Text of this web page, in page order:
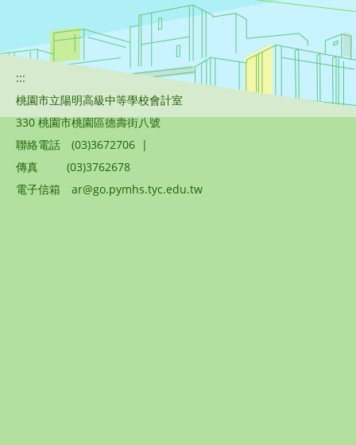
:::
桃園市立陽明高級中等學校會計室
330 桃園市桃園區德壽街八號
聯絡電話
(03)3672706 |
傳真
(03)3762678
電子信箱
ar@go.pymhs.tyc.edu.tw